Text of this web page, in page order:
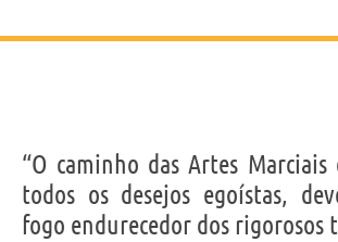
“O caminho das Artes
todos os desejos egoístas,
fogo endurecedor dos rigorosos